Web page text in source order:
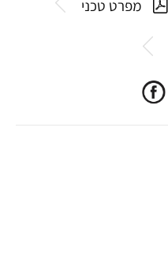
מפרט טכני